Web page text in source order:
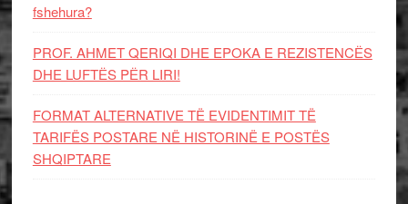
fshehura?
PROF. AHMET QERIQI DHE EPOKA E REZISTENCЁS
DHE LUFTЁS PЁR LIRI!
FORMAT ALTERNATIVE TË EVIDENTIMIT TË
TARIFËS POSTARE NË HISTORINË E POSTËS
SHQIPTARE